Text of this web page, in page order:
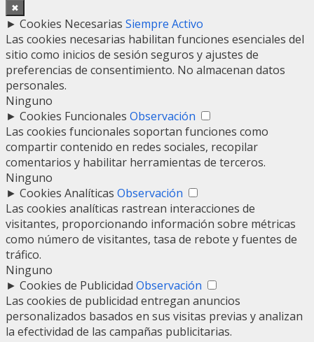
✖
► Cookies Necesarias Siempre Activo
Las cookies necesarias habilitan funciones esenciales del
sitio como inicios de sesión seguros y ajustes de
preferencias de consentimiento. No almacenan datos
personales.
Ninguno
► Cookies Funcionales Observación
Las cookies funcionales soportan funciones como
compartir contenido en redes sociales, recopilar
comentarios y habilitar herramientas de terceros.
Ninguno
► Cookies Analíticas Observación
Las cookies analíticas rastrean interacciones de
visitantes, proporcionando información sobre métricas
como número de visitantes, tasa de rebote y fuentes de
tráfico.
Ninguno
► Cookies de Publicidad Observación
Las cookies de publicidad entregan anuncios
personalizados basados en sus visitas previas y analizan
la efectividad de las campañas publicitarias.